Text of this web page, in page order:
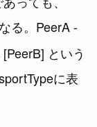
る。PeerA -
という
に表